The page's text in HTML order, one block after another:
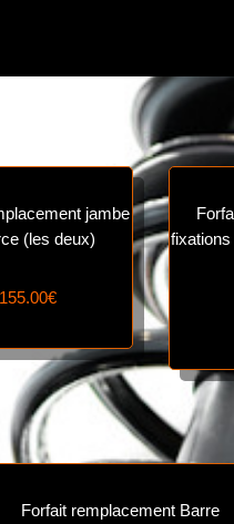
jambe
(les deux)
155.00€
Forfait remplacement Barre